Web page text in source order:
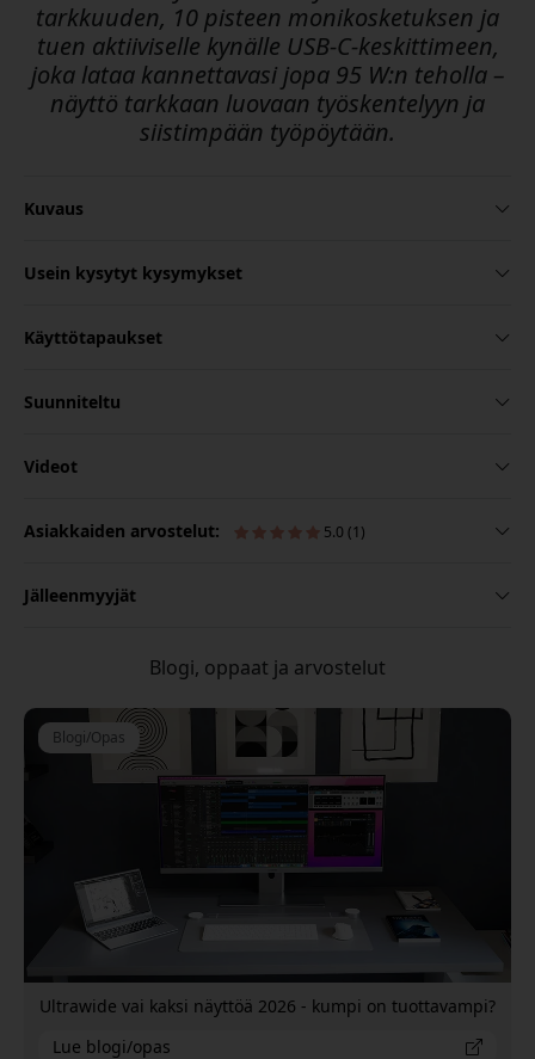
tarkkuuden, 10 pisteen monikosketuksen ja
tuen aktiiviselle kynälle USB-C-keskittimeen,
joka lataa kannettavasi jopa 95 W:n teholla –
näyttö tarkkaan luovaan työskentelyyn ja
siistimpään työpöytään.
Kuvaus
Usein kysytyt kysymykset
Käyttötapaukset
Suunniteltu
Videot
Asiakkaiden arvostelut: 5.0 (1)
Jälleenmyyjät
Blogi, oppaat ja arvostelut
Blogi/Opas
Ultrawide vai kaksi näyttöä 2026 - kumpi on tuottavampi?
Lue blogi/opas